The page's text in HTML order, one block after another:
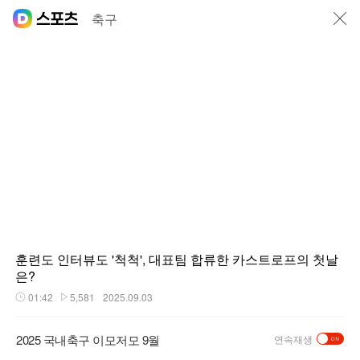
축구
훈련도 인터뷰도 '척척', 대표팀 합류한 카스트로프의 첫날
은?
01:42 5,581 2025.09.03
2025 국내축구 이모저모 9월 연속재생